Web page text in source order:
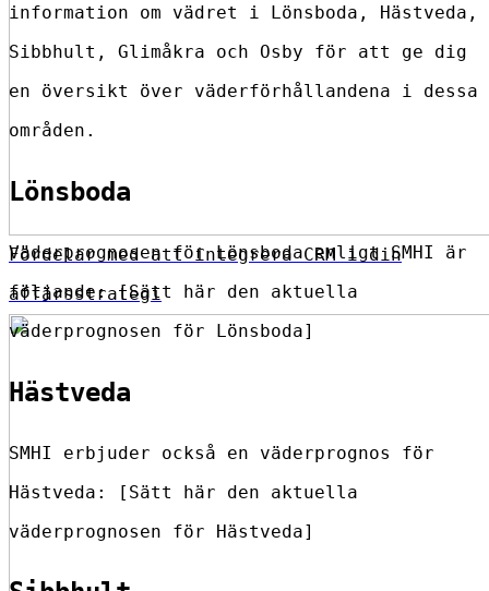
Fördelar med att integrera CRM i din
affärsstrategi
information om vädret i Lönsboda, Hästveda,
Sibbhult, Glimåkra och Osby för att ge dig
en översikt över väderförhållandena i dessa
områden.
Lönsboda
Väderprognosen för Lönsboda enligt SMHI är
följande: [Sätt här den aktuella
väderprognosen för Lönsboda]
Hästveda
SMHI erbjuder också en väderprognos för
Hästveda: [Sätt här den aktuella
väderprognosen för Hästveda]